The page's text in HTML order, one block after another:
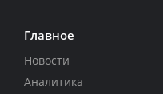
Главное
Новости
Аналитика